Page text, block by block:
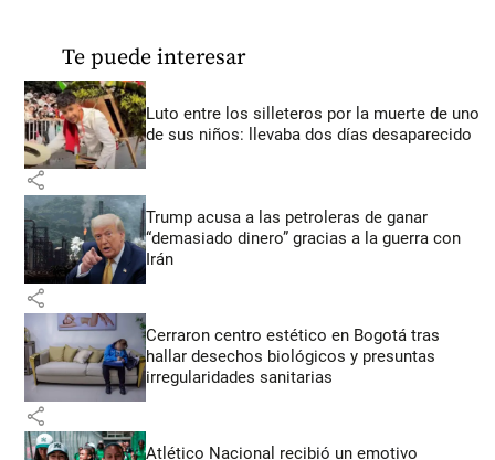
Te puede interesar
Luto entre los silleteros por la muerte de uno
de sus niños: llevaba dos días desaparecido
share
Trump acusa a las petroleras de ganar
“demasiado dinero” gracias a la guerra con
Irán
share
Cerraron centro estético en Bogotá tras
hallar desechos biológicos y presuntas
irregularidades sanitarias
share
Atlético Nacional recibió un emotivo